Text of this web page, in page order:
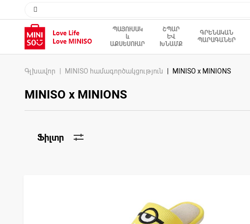
ՊԱՅՈՒՍԱԿ
և
ԱՔՍԵՍՈՒԱՐ
ՇՊԱՐ
ԵՎ
ԽՆԱՄՔ
ԳՐԵՆԱԿԱՆ
ՊԱՐԱԳԱՆԵՐ
Գլխավոր MINISO համագործակցություն MINISO x MINIONS
MINISO x MINIONS
Ֆիլտր